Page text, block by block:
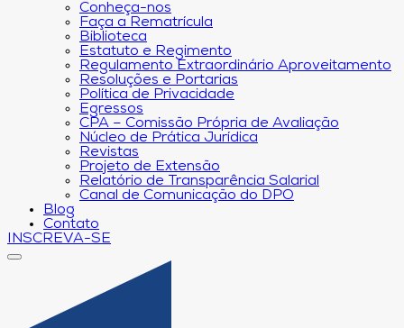
Conheça-nos
Faça a Rematrícula
Biblioteca
Estatuto e Regimento
Regulamento Extraordinário Aproveitamento
Resoluções e Portarias
Política de Privacidade
Egressos
CPA – Comissão Própria de Avaliação
Núcleo de Prática Jurídica
Revistas
Projeto de Extensão
Relatório de Transparência Salarial
Canal de Comunicação do DPO
Blog
Contato
INSCREVA-SE